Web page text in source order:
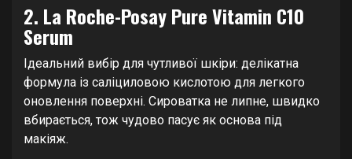
2. La Roche-Posay Pure Vitamin C10
Serum
Ідеальний вибір для чутливої шкіри: делікатна
формула із саліциловою кислотою для легкого
оновлення поверхні. Сироватка не липне, швидко
вбирається, тож чудово пасує як основа під
макіяж.